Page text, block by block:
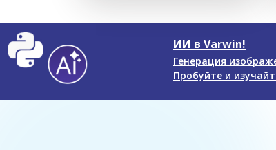
Генерация
Пробуйте и
ИИ в Varwin!